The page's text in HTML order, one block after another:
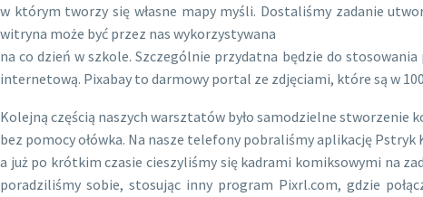
w którym tworzy się własne mapy myśli. Dostaliśmy zadanie
witryna może być przez nas wykorzystywana
na co dzień w szkole. Szczególnie przydatna będzie do
internetową. Pixabay to darmowy portal ze zdjęciami, które są w
Kolejną częścią naszych warsztatów było samodzielne stworzenie
bez pomocy ołówka. Na nasze telefony pobraliśmy aplikację Pstryk
a już po krótkim czasie cieszyliśmy się kadrami komiksowymi na
poradziliśmy sobie, stosując inny program Pixrl.com, gdzie